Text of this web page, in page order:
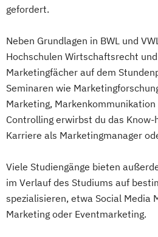
gefordert.
Neben Grundlagen in BWL und
Hochschulen Wirtschaftsrecht
Marketingfächer auf dem
Seminaren wie
Marketing,
Controlling erwirbst du das
Karriere als Marketingmanager
Viele Studiengänge bieten
im Verlauf des Studiums auf
spezialisieren, etwa Social Media
Marketing oder Eventmarketing.